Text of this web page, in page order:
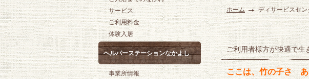
ホーム ディサービスセ
ご利用者様方が快適で生
ここは、竹の子さ
サービス
ご利用料金
体験入居
ヘルパーステーションなかよし
事業所情報